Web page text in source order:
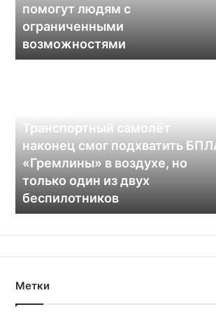
ограниченными
возможностями
помогут людям с
ограниченными
возможностями
подхватить
воздухе,
но
только
двух
Транспортный самолёт
наконец смог подхватить
«Гремлины» в воздухе, но
только один из двух
беспилотников
Метки